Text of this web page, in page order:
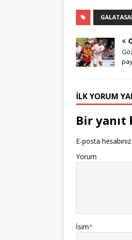
İLK YORUM
Bir yanıt
E-posta
Yorum
İsim*